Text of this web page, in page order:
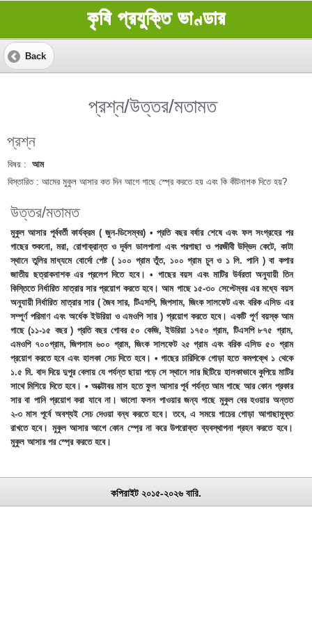
কৃষি প্রযুক্তি ভাণ্ডার
Back
প্রশ্ন/উত্তর/মতামত
প্রশ্ন
বিষয় :
আম
বিস্তারিত : আমের মুকুল আসার কত দিন আগে গাছে স্প্রে করতে হয় এবং কি কীটনাশক দিতে হয়?
উত্তর/মতামত
মুকুল আসার পূর্ববর্তী কার্যক্রম ( জুন-ডিসেম্বর) • প্রতি বছর বর্ষার শেষে এবং ফল সংগ্রহের পর
গাছের শুকনো, মরা, রোগাক্রান্ত ও দূর্বল ডালপালা এবং পরগাছা ও পরজীবী উদ্ভিদ কেটে, কাটা
স্থানে তুলির মাধ্যমে বোর্দো পেষ্ট ( ১০০ গ্রাম তুঁত, ১০০ গ্রাম চুন ও ১ লি. পানি ) বা কপার
জাতীয় ছত্রাকনাশক এর প্রলেপ দিতে হবে। • গাছের বয়স এবং মাটির উর্বরতা অনুযায়ী তিন
কিস্তিতে নির্ধারিত মাত্রার সার প্রয়োগ করতে হবে। আম গাছে ১৫-৩০ সেপ্টেম্বর এর মধ্যে বয়স
অনুযায়ী নির্ধারিত মাত্রার সার ( জৈব সার, টিএসপি, জিপসাম, জিংক সালফেট এবং বরিক এসিড এর
সম্পূর্ণ পরিমাণ এবং অর্ধেক ইউরিয়া ও এমওপি সার ) প্রয়োগ করতে হবে। একটি পূর্ণ বয়স্ক আম
গাছে (১১-১৫ বছর ) প্রতি বছর গোবর ৫০ কেজি, ইউরিয়া ১৭৫০ গ্রাম, টিএসপি ৮৭৫ গ্রাম,
এমওপি ৭০০গ্রাম, জিপসাম ৬০০ গ্রাম, জিংক সালফেট ২৫ গ্রাম এবং বরিক এসিড ৫০ গ্রাম
প্রয়োগ করতে হবে এবং হালকা সেচ দিতে হবে। • গাছের চারিদিকে গোড়া হতে কমপকে্খ ১ থেকে
১.৫ মি. বাদ দিয়ে দুপুর বেলায় যে পর্যন্ত ছায়া পড়ে সে স্থানে সার ছিটিয়ে হালকাভাবে কুপিয়ে মাটির
সাথে মিশিয়ে দিতে হবে। • অক্টোবর মাস হতে ফুল আসার পূর্ব পর্যন্ত আম গাছে আর কোন প্রকার
সার বা পানি প্রয়োগ করা যাবে না। ভালো ফলন পাওয়ার জন্য গাছে মুকুল বের হওয়ার অন্তত
২-৩ মাস পূর্বে অবশ্যই সেচ দেওয়া বন্ধ করতে হবে। তবে, এ সময়ে গাচের গোড়া আগাছামুক্ত
রাখতে হবে। মুকুল আসার আগে কোন স্প্রে না করে উপরোক্ত ব্যবস্থাপনা গ্রহন করতে হবে।
মুকুল আসার পর স্প্রে করতে হবে।
কপিরাইট ২০১৫-২০২৬ বারি.